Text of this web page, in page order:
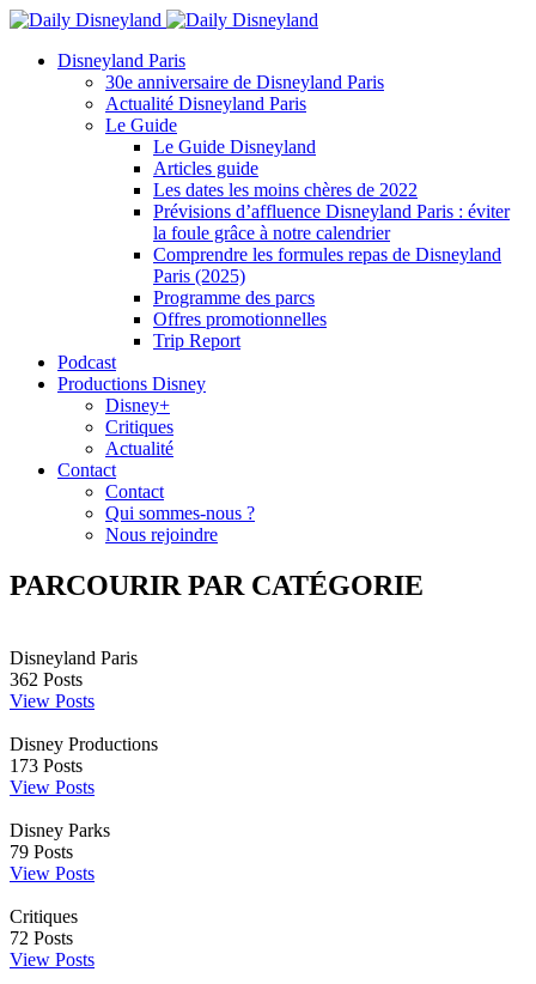
Disneyland Paris
30e anniversaire de Disneyland Paris
Actualité Disneyland Paris
Le Guide
Le Guide Disneyland
Articles guide
Les dates les moins chères de 2022
Prévisions d’affluence Disneyland Paris : éviter
la foule grâce à notre calendrier
Comprendre les formules repas de Disneyland
Paris (2025)
Programme des parcs
Offres promotionnelles
Trip Report
Podcast
Productions Disney
Disney+
Critiques
Actualité
Contact
Contact
Qui sommes-nous ?
Nous rejoindre
PARCOURIR PAR CATÉGORIE
Disneyland Paris
362 Posts
View Posts
Disney Productions
173 Posts
View Posts
Disney Parks
79 Posts
View Posts
Critiques
72 Posts
View Posts